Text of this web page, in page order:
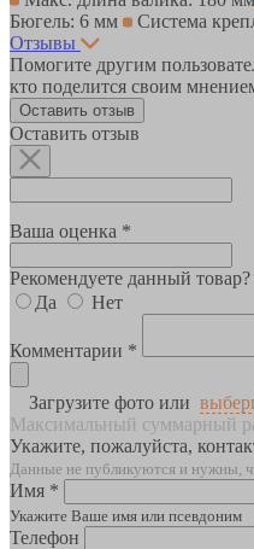
Бюгель: 6 мм
Система
Отзывы
Помогите другим
кто поделится своим
Оставить отзыв
Оставить отзыв
Ваша оценка *
Рекомендуете данный
Да
Нет
Комментарии *
Загрузите фото или
Максимальный суммарный
Укажите, пожалуйста,
Данные не публикуются и нужны,
Имя *
Укажите Ваше имя или псевдоним
Телефон